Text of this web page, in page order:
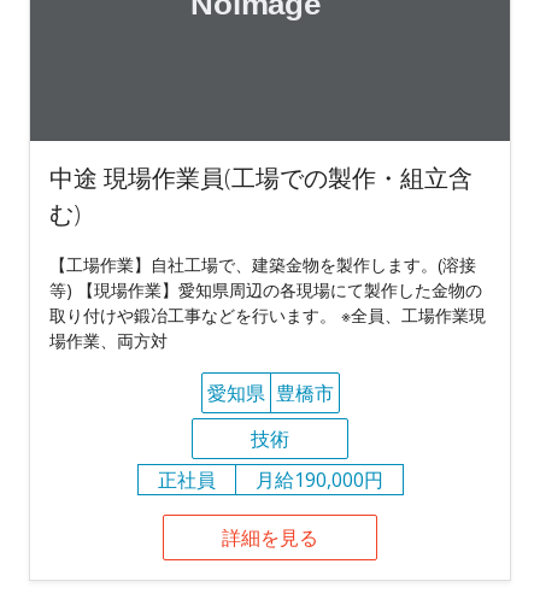
中途 現場作業員(工場での製作・組立含
む)
【工場作業】自社工場で、建築金物を製作します。(溶接
等) 【現場作業】愛知県周辺の各現場にて製作した金物の
取り付けや鍛冶工事などを行います。 ※全員、工場作業現
場作業、両方対
愛知県 豊橋市
技術
正社員
月給190,000円
詳細を見る